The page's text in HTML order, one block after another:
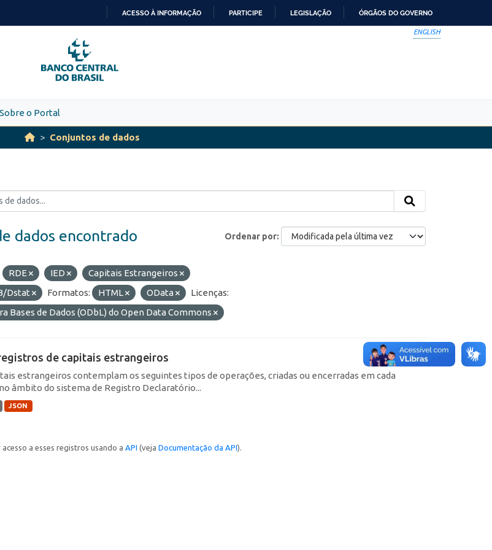
PARA
O
CONTEÚDO
ACESSO À INFORMAÇÃO PARTICIPE LEGISLAÇÃO ÓRGÃOS DO GOVERNO
ENGLISH
Sobre o Portal
Conjuntos de dados
Ordenar por
dados encontrado
RDE IED
Capitais Estrangeiros
Dstat Formatos: HTML OData
Licenças:
Bases de Dados (ODbL) do Open Data Commons
de capitais estrangeiros
estrangeiros contemplam os seguintes tipos de operações, criadas ou encerradas em cada
âmbito do sistema de Registro Declaratório...
JSON
a esses registros usando a API (veja Documentação da API).